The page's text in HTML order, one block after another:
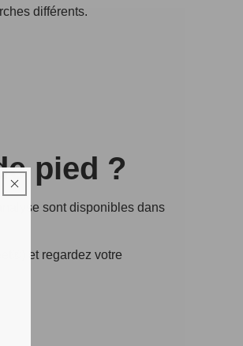
différents.
pied ?
sont disponibles dans
et regardez votre